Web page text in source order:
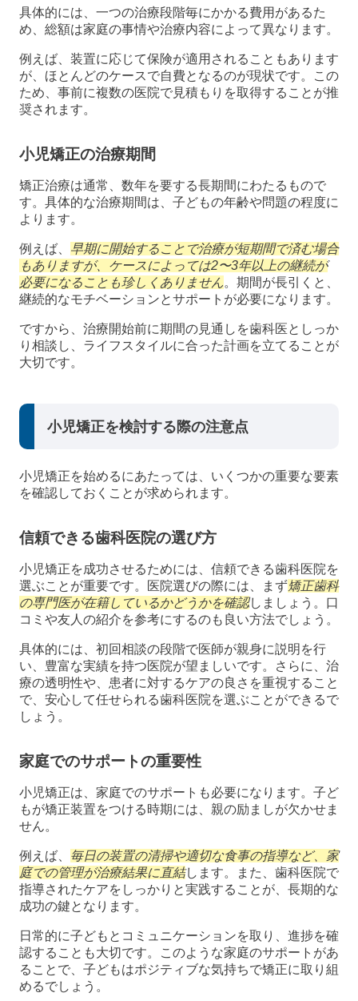
具体的には、一つの治療段階毎にかかる費用があるた
め、総額は家庭の事情や治療内容によって異なります。
例えば、装置に応じて保険が適用されることもあります
が、ほとんどのケースで自費となるのが現状です。この
ため、事前に複数の医院で見積もりを取得することが推
奨されます。
小児矯正の治療期間
矯正治療は通常、数年を要する長期間にわたるもので
す。具体的な治療期間は、子どもの年齢や問題の程度に
よります。
例えば、 早期に開始することで治療が短期間で済む場合
もありますが、ケースによっては2〜3年以上の継続が
必要になることも珍しくありません。期間が長引くと、
継続的なモチベーションとサポートが必要になります。
ですから、治療開始前に期間の見通しを歯科医としっか
り相談し、ライフスタイルに合った計画を立てることが
大切です。
小児矯正を検討する際の注意点
小児矯正を始めるにあたっては、いくつかの重要な要素
を確認しておくことが求められます。
信頼できる歯科医院の選び方
小児矯正を成功させるためには、信頼できる歯科医院を
選ぶことが重要です。医院選びの際には、まず矯正歯科
の専門医が在籍しているかどうかを確認しましょう。口
コミや友人の紹介を参考にするのも良い方法でしょう。
具体的には、初回相談の段階で医師が親身に説明を行
い、豊富な実績を持つ医院が望ましいです。さらに、治
療の透明性や、患者に対するケアの良さを重視すること
で、安心して任せられる歯科医院を選ぶことができるで
しょう。
家庭でのサポートの重要性
小児矯正は、家庭でのサポートも必要になります。子ど
もが矯正装置をつける時期には、親の励ましが欠かせま
せん。
例えば、 毎日の装置の清掃や適切な食事の指導など、家
庭での管理が治療結果に直結します。また、歯科医院で
指導されたケアをしっかりと実践することが、長期的な
成功の鍵となります。
日常的に子どもとコミュニケーションを取り、進捗を確
認することも大切です。このような家庭のサポートがあ
ることで、子どもはポジティブな気持ちで矯正に取り組
めるでしょう。